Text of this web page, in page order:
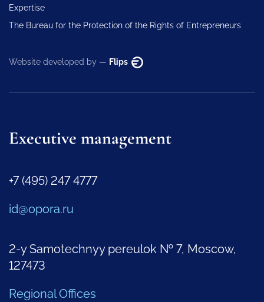
Expertise
The Bureau for the Protection of the Rights of Entrepreneurs
Website developed by — Flips
Executive management
+7 (495) 247 4777
id@opora.ru
2-y Samotechnyy pereulok № 7, Moscow,
127473
Regional Offices